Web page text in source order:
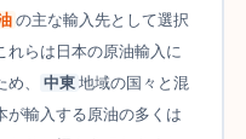
の主な輸入先として選択
れらは日本の原油輸入に
、
中東 地域の国々と混
が輸入する原油の多くは